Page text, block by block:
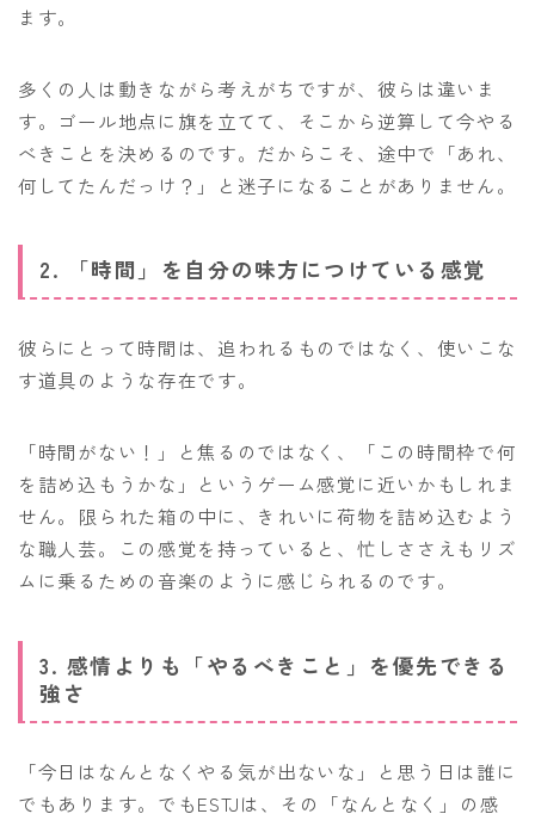
ます。
多くの人は動きながら考えがちですが、彼らは違いま
す。ゴール地点に旗を立てて、そこから逆算して今やる
べきことを決めるのです。だからこそ、途中で「あれ、
何してたんだっけ？」と迷子になることがありません。
2. 「時間」を自分の味方につけている感覚
彼らにとって時間は、追われるものではなく、使いこな
す道具のような存在です。
「時間がない！」と焦るのではなく、「この時間枠で何
を詰め込もうかな」というゲーム感覚に近いかもしれま
せん。限られた箱の中に、きれいに荷物を詰め込むよう
な職人芸。この感覚を持っていると、忙しささえもリズ
ムに乗るための音楽のように感じられるのです。
3. 感情よりも「やるべきこと」を優先できる
強さ
「今日はなんとなくやる気が出ないな」と思う日は誰に
でもあります。でもESTJは、その「なんとなく」の感